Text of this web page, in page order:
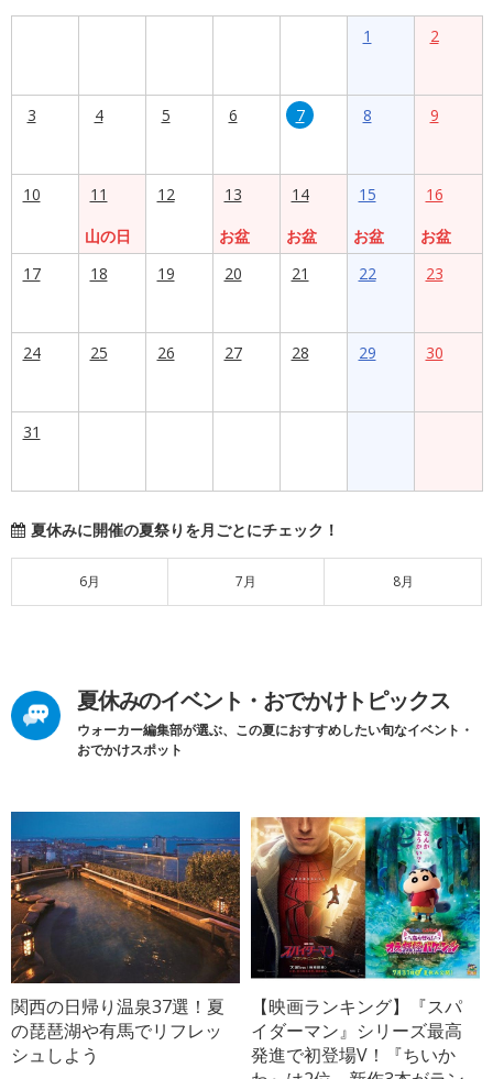
1 2
3 4 5 6 7 8 9
10
11
山の日
12
13
お盆
14
お盆
15
お盆
16
お盆
17
18 19 20 21 22 23
24 25 26 27 28 29 30
31
夏休みに開催の夏祭りを月ごとにチェック！
6月 7月 8月
夏休みのイベント・おでかけトピックス
ウォーカー編集部が選ぶ、この夏におすすめしたい旬なイベント・
おでかけスポット
関西の日帰り温泉37選！夏
の琵琶湖や有馬でリフレッ
シュしよう
【映画ランキング】『スパ
イダーマン』シリーズ最高
発進で初登場V！『ちいか